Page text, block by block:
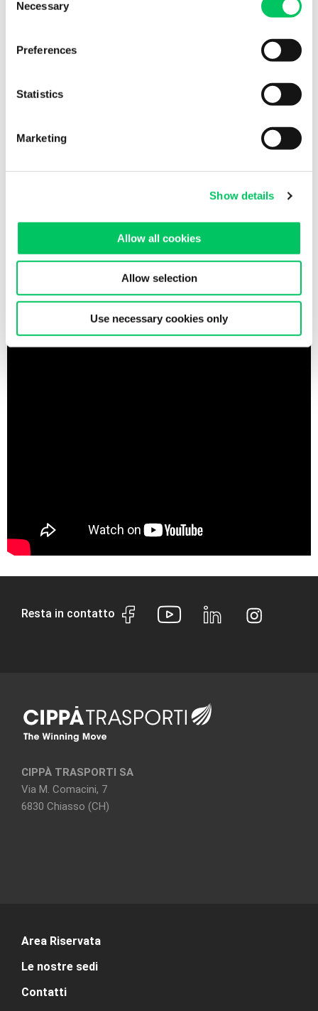
Selection
Necessary
Preferences
Statistics
Marketing
Show details
Allow all cookies
Allow selection
Use necessary cookies only
Scarica l’e-book
Oppure puoi ascoltarlo qui:
Resta in contatto
CIPPÀ TRASPORTI SA
Via M. Comacini, 7
6830 Chiasso (CH)
Area Riservata
Le nostre sedi
Contatti